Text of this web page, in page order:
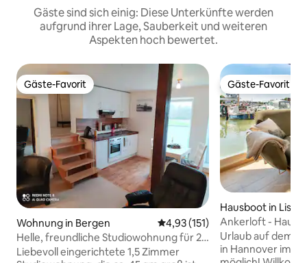
Gäste sind sich einig: Diese Unterkünfte werden
aufgrund ihrer Lage, Sauberkeit und weiteren
Aspekten hoch bewertet.
Gäste-Favorit
Gäste-Favorit
Wohnung in Bergen Durchschnittliche Bewertung:
4,93 (151)
Helle, freundliche Studiowohnung für 2
Gäste
Liebevoll eingerichtete 1,5 Zimmer
Gäste-Favorit
Gäste-Favorit
Hausboot in List
Ankerloft -
Urlaub auf dem
in Hannover im